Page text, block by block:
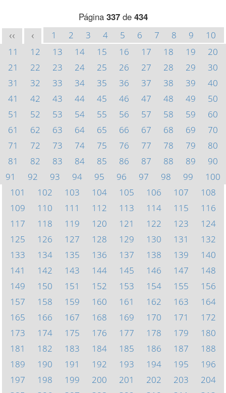
Página 337de 434
<< < 1 2 3 4 5 6 7 8 9
10
11
12 13 14 15 16 17 18 19
20
21
22 23 24 25 26 27 28 29
30
31
32 33 34 35 36 37 38 39
40
41
42 43 44 45 46 47 48 49
50
51
52 53 54 55 56 57 58 59
60
61
62 63 64 65 66 67 68 69
70
71
72 73 74 75 76 77 78 79
80
81
82 83 84 85 86 87 88 89
90
91
92 93 94 95 96 97 98 99
100
101
102 103 104 105 106 107
108
109
110 111 112 113 114 115
116
117
118 119 120 121 122 123
124
125
126 127 128 129 130 131
132
133
134 135 136 137 138 139
140
141
142 143 144 145 146 147
148
149
150 151 152 153 154 155
156
157
158 159 160 161 162 163
164
165
166 167 168 169 170 171
172
173
174 175 176 177 178 179
180
181
182 183 184 185 186 187
188
189
190 191 192 193 194 195
196
197
198 199 200 201 202 203
204